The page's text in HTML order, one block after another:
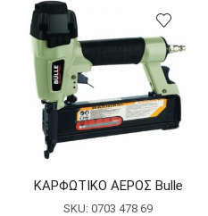
ΚΑΡΦΩΤΙΚΟ ΑΕΡΟΣ Bulle
SKU: 0703 478 69